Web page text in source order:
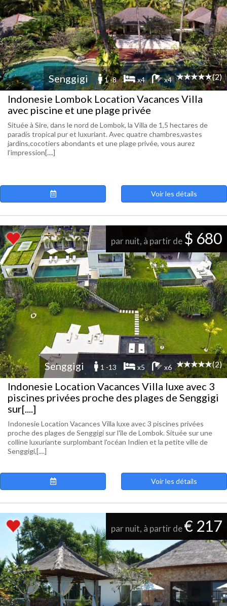
Senggigi 1 -8 x4 x4 (2)
Indonesie Lombok Location Vacances Villa
avec piscine et une plage privée
Située à Sire, dans le nord de Lombok, la Villa de 1,5 hectares de
paradis tropical pur et luxuriant. Avec quatre chambres,vastes
jardins,cocotiers abondants et une plage privée, vous aurez
l’impression[....]
Voir les détails
par nuit, à partir de $ 680
Senggigi 1 -13 x5 x6 (2)
Indonesie Location Vacances Villa luxe avec 3
piscines privées proche des plages de Senggigi
sur[....]
Indonesie Location Vacances Villa luxe avec 3 piscines privées
proche des plages de Senggigi sur l'île de Lombok. Située sur une
colline luxuriante surplombant l'océan Indien et la petite ville de
Senggigi,[....]
Voir les détails
par nuit, à partir de€ 217